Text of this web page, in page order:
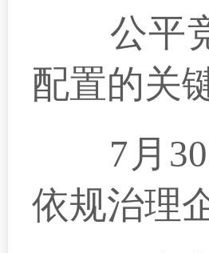
公平竞
配置的关
7月30
依规治理